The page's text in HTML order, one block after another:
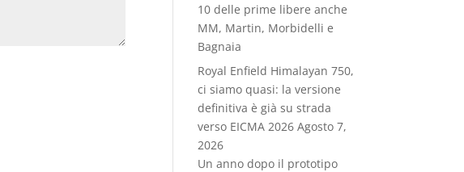
10 delle prime libere anche
MM, Martin, Morbidelli e
Bagnaia
Royal Enfield Himalayan 750,
ci siamo quasi: la versione
definitiva è già su strada
verso EICMA 2026 Agosto 7,
2026
Un anno dopo il prototipo